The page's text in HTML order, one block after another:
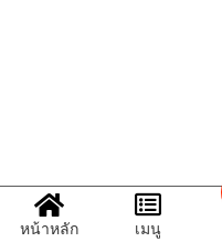
หน้าหลัก เมนู